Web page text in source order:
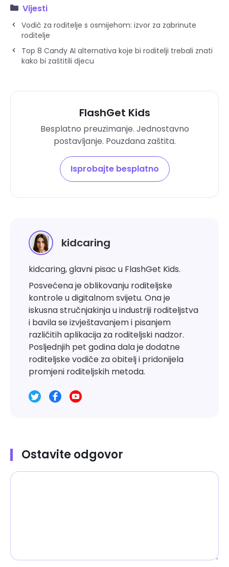
Vijesti
Vodič za roditelje s osmijehom: izvor za zabrinute
roditelje
Top 8 Candy AI alternativa koje bi roditelji trebali znati
kako bi zaštitili djecu
FlashGet Kids
Besplatno preuzimanje. Jednostavno
postavljanje. Pouzdana zaštita.
Isprobajte besplatno
kidcaring
kidcaring, glavni pisac u FlashGet Kids.
Posvećena je oblikovanju roditeljske
kontrole u digitalnom svijetu. Ona je
iskusna stručnjakinja u industriji roditeljstva
i bavila se izvještavanjem i pisanjem
različitih aplikacija za roditeljski nadzor.
Posljednjih pet godina dala je dodatne
roditeljske vodiče za obitelj i pridonijela
promjeni roditeljskih metoda.
Ostavite odgovor